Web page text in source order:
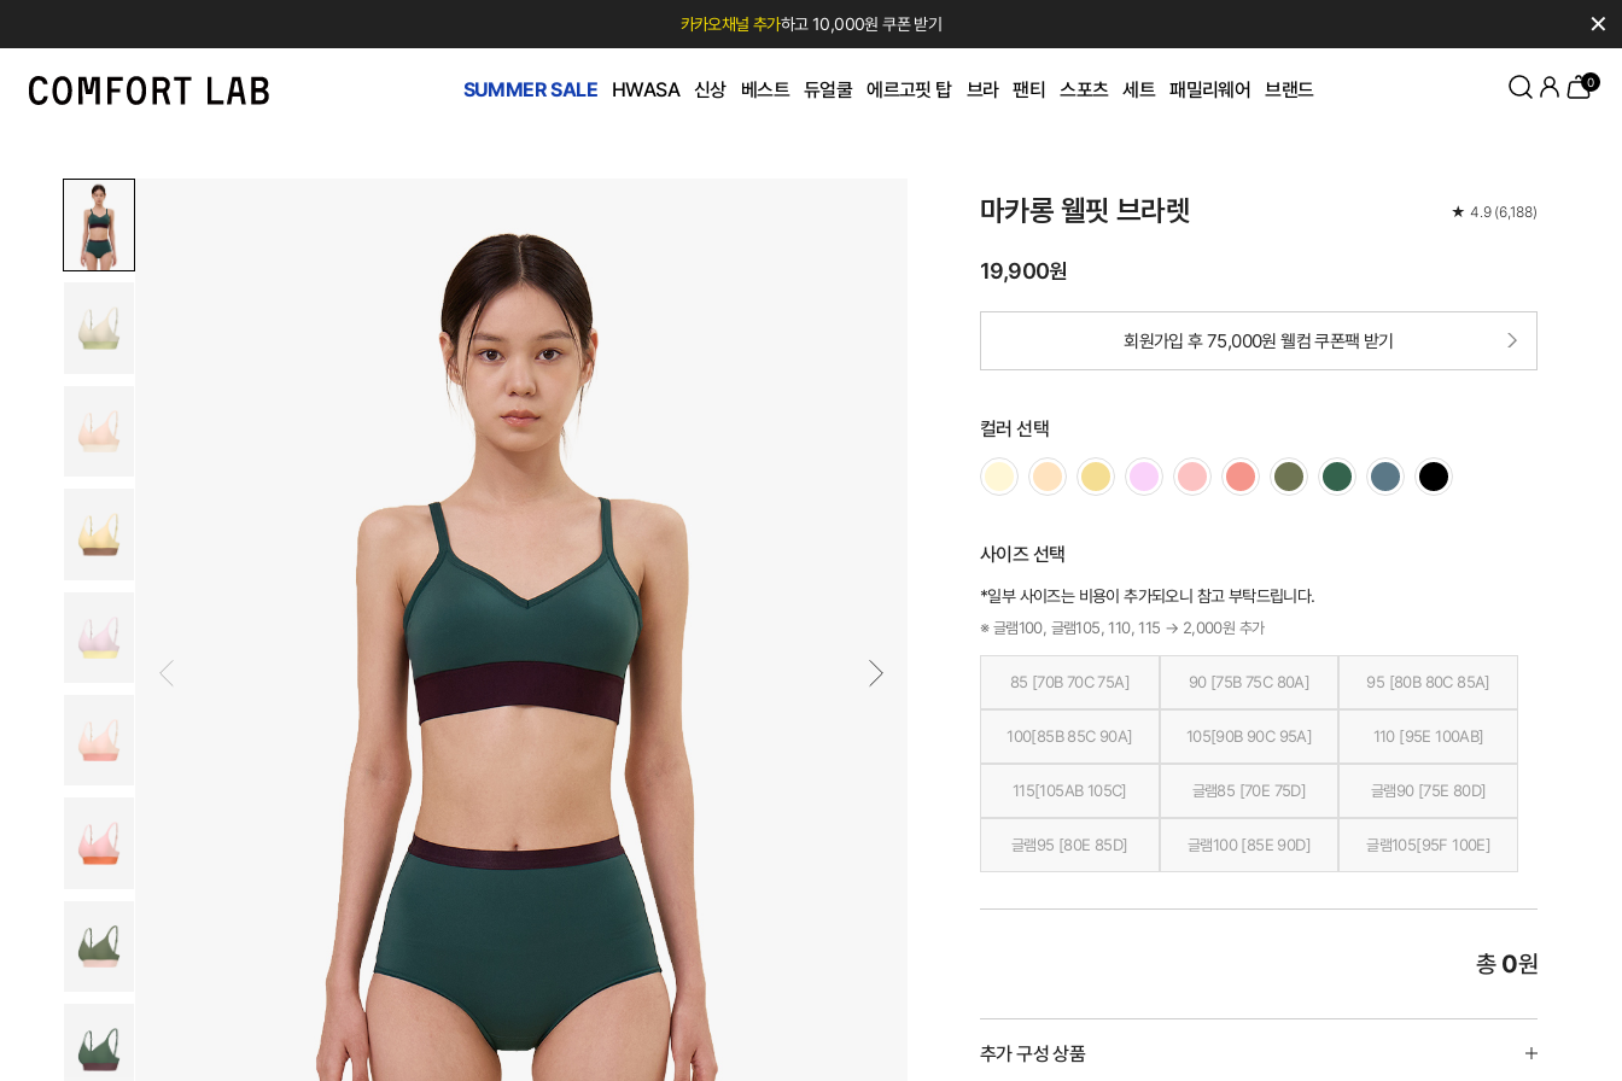
카카오채널 추가하고 10,000원 쿠폰 받기 ✕
SUMMER SALE HWASA 신상 베스트 듀얼쿨 에르고핏 탑 브라 팬티 스포츠 세트 패밀리웨어 브랜드 0
마카롱 웰핏 브라렛 ★ 4.9 (6,188)
19,900원
회원가입 후 75,000원 웰컴 쿠폰팩 받기
컬러 선택
사이즈 선택
*일부 사이즈는 비용이 추가되오니 참고 부탁드립니다.
※ 글램100, 글램105, 110, 115 → 2,000원 추가
85 [70B 70C 75A] 90 [75B 75C 80A] 95 [80B 80C 85A]
100[85B 85C 90A] 105[90B 90C 95A] 110 [95E 100AB]
115[105AB 105C] 글램85 [70E 75D] 글램90 [75E 80D]
글램95 [80E 85D] 글램100 [85E 90D] 글램105[95F 100E]
총 0원
추가 구성 상품